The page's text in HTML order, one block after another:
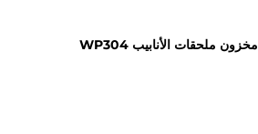
مخزون ملحقات الأنابيب WP304